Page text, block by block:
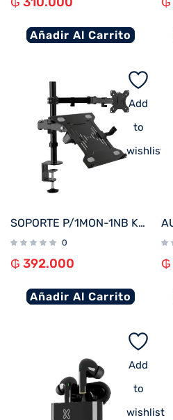
Añadir Al Carrito
Add
to
wishlist
SOPORTE P/1MON-1NB KLIP KMM-301 13″-32″/15.6″ 8KG/4.5KG ART/INCL/GIRA
0
₲ 392.000
Añadir Al Carrito
₲
Add
to
wishlist